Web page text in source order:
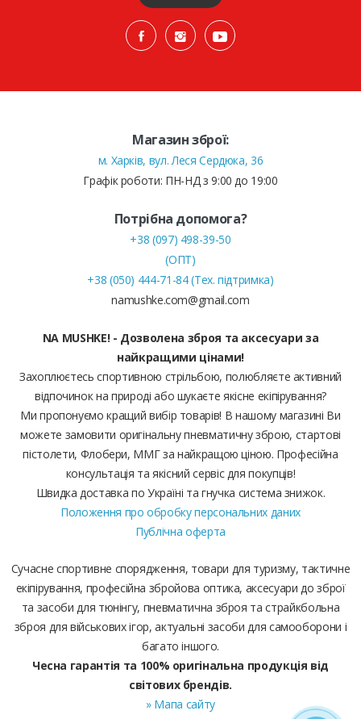
Магазин зброї:
м. Харків, вул. Леся Сердюка, 36
Графік роботи: ПН-НД з 9:00 до 19:00
Потрібна допомога?
+38 (097) 498-39-50
(ОПТ)
+38 (050) 444-71-84 (Тех. підтримка)
namushke.com@gmail.com
NA MUSHKE! - Дозволена зброя та аксесуари за
найкращими цінами!
Захоплюєтесь спортивною стрільбою, полюбляєте активний
відпочинок на природі або шукаєте якісне екіпірування?
Ми пропонуємо кращий вибір товарів! В нашому магазині Ви
можете замовити оригінальну пневматичну зброю, стартові
пістолети, Флобери, ММГ за найкращою ціною. Професійна
консультація та якісний сервіс для покупців!
Швидка доставка по Україні та гнучка система знижок.
Положення про обробку персональних даних
Публічна оферта
Сучасне спортивне спорядження, товари для туризму, тактичне
екіпірування, професійна збройова оптика, аксесуари до зброї
та засоби для тюнінгу, пневматична зброя та страйкбольна
зброя для військових ігор, актуальні засоби для самооборони і
багато іншого.
Чесна гарантія та 100% оригінальна продукція від
світових брендів.
» Мапа сайту